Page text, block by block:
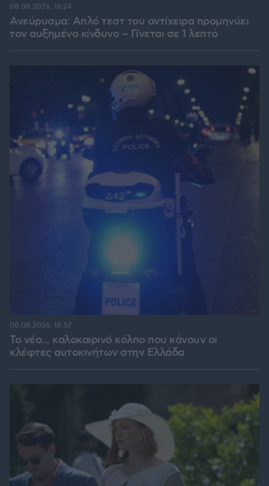
Ανεύρυσμα: Απλό τεστ του αντίχειρα προμηνύει
τον αυξημένο κίνδυνο – Γίνεται σε 1 λεπτό
08.08.2026, 16:24
Το νέο... καλοκαιρινό κόλπο που κάνουν οι
κλέφτες αυτοκινήτων στην Ελλάδα
08.08.2026, 18:57